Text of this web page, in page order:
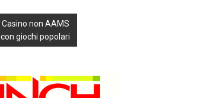
Casino non AAMS
con giochi popolari